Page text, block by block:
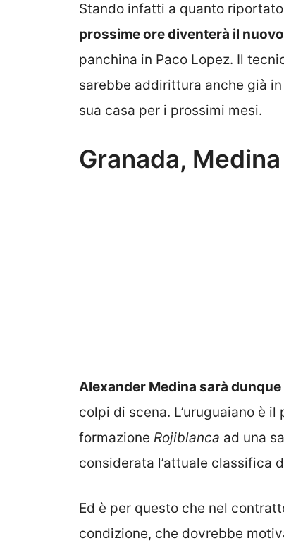
Stando infatti a quanto
prossime ore diventerà il
panchina in Paco Lopez. Il
sarebbe addirittura anche già
sua casa per i prossimi mesi.
Granada,
Alexander Medina sarà
colpi di scena. L’uruguaiano è
formazione Rojiblanca ad una
considerata l’attuale classifica
Ed è per questo che nel
condizione, che dovrebbe